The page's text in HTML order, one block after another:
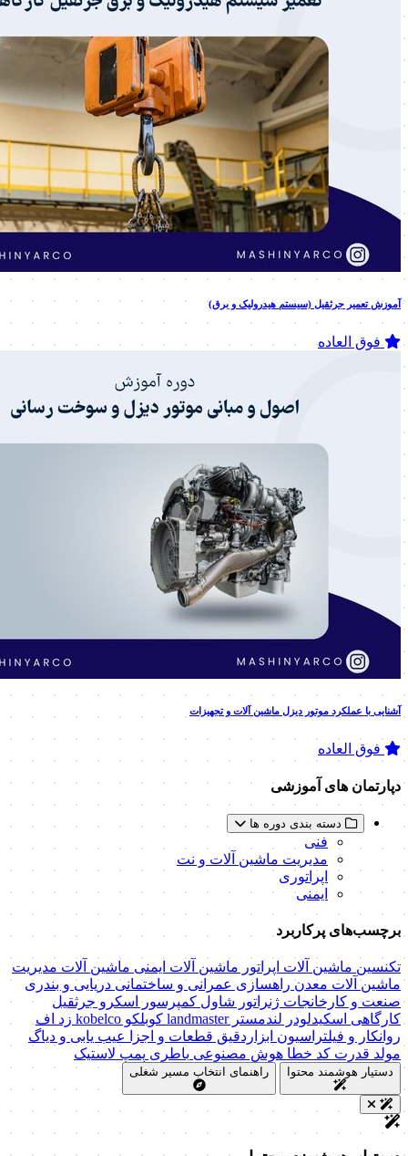
آموزش تعمیر جرثقیل (سیستم هیدرولیک و برق)
فوق العاده
آشنایی با عملکرد موتور دیزل ماشین آلات و تجهیزات
فوق العاده
دپارتمان های آموزشی
دسته بندی دوره ها
فنی
مدیریت ماشین آلات و نت
اپراتوری
ایمنی
برچسب‌های پرکاربرد
تکنسین ماشین آلات اپراتور ماشین آلات ایمنی ماشین آلات مدیریت
ماشین آلات معدن راهسازی عمرانی و ساختمانی دریایی و بندری
صنعت و کارخانجات ژنراتور شاول کمپرسور اسکروجرثقیل
کارگاهی اسکیدلودر لندمسترlandmaster کوبلکو kobelco زد اف
روانکار و فیلتراسیون ابزاردقیق قطعات و اجزا
عیب یابی و دیاگ
مولد قدرت کد خطا هوش مصنوعی باطری پمپ لاستیک
دستیار هوشمند محتوا راهنمای انتخاب مسیر شغلی